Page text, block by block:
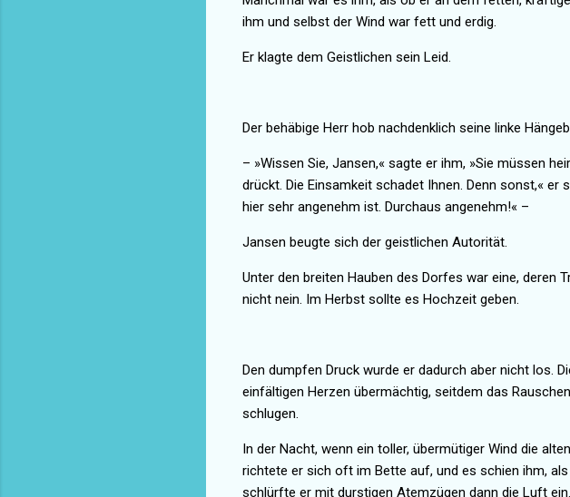
ihm und selbst der Wind war fett und erdig.
Er klagte dem Geistlichen sein Leid.
Der behäbige Herr hob nachdenklich seine linke
– »Wissen Sie, Jansen,« sagte er ihm, »Sie müssen
drückt. Die Einsamkeit schadet Ihnen. Denn sonst,«
hier sehr angenehm ist. Durchaus angenehm!« –
Jansen beugte sich der geistlichen Autorität.
Unter den breiten Hauben des Dorfes war eine, deren
nicht nein. Im Herbst sollte es Hochzeit geben.
Den dumpfen Druck wurde er dadurch aber nicht los.
einfältigen Herzen übermächtig, seitdem das
schlugen.
In der Nacht, wenn ein toller, übermütiger Wind die
richtete er sich oft im Bette auf, und es schien ihm,
schlürfte er mit durstigen Atemzügen dann die Luft